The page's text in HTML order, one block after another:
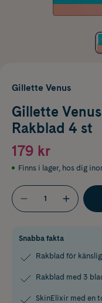
Gillette Venus
Gillette
Rakblad 4 st
179 kr
Finns i lager, hos dig
Snabba fakta
Rakblad för
Rakblad med 3
SkinElixir med en